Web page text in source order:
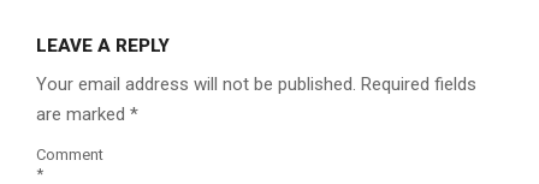
LEAVE A REPLY
Your email address will not be published. Required fields
are marked *
Comment
*